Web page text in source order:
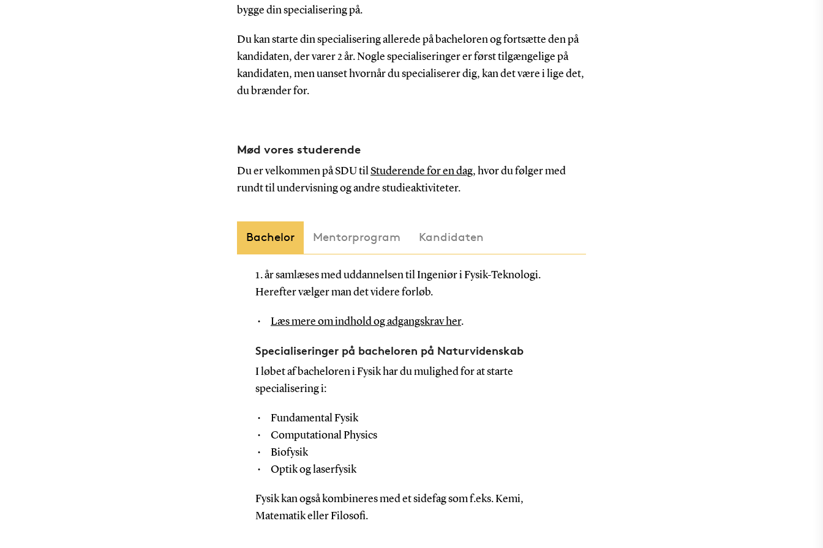
bygge din specialisering på.
Du kan starte din specialisering allerede på bacheloren og fortsætte den på
kandidaten, der varer 2 år. Nogle specialiseringer er først tilgængelige på
kandidaten, men uanset hvornår du specialiserer dig, kan det være i lige det,
du brænder for.
Mød vores studerende
Du er velkommen på SDU tilStuderende for en dag, hvor du følger med
rundt til undervisning og andre studieaktiviteter.
Bachelor Mentorprogram Kandidaten
1. årsamlæses med uddannelsen til Ingeniør i Fysik-Teknologi.
Herefter vælger man det videre forløb.
Læs mere om indhold og adgangskrav her.
Specialiseringer på bacheloren på Naturvidenskab
I løbet af bacheloren i Fysik har du mulighed for at starte
specialisering i:
Fundamental Fysik
Computational Physics
Biofysik
Optik og laserfysik
Fysik kan også kombineres med et sidefag som f.eks. Kemi,
Matematik eller Filosofi.